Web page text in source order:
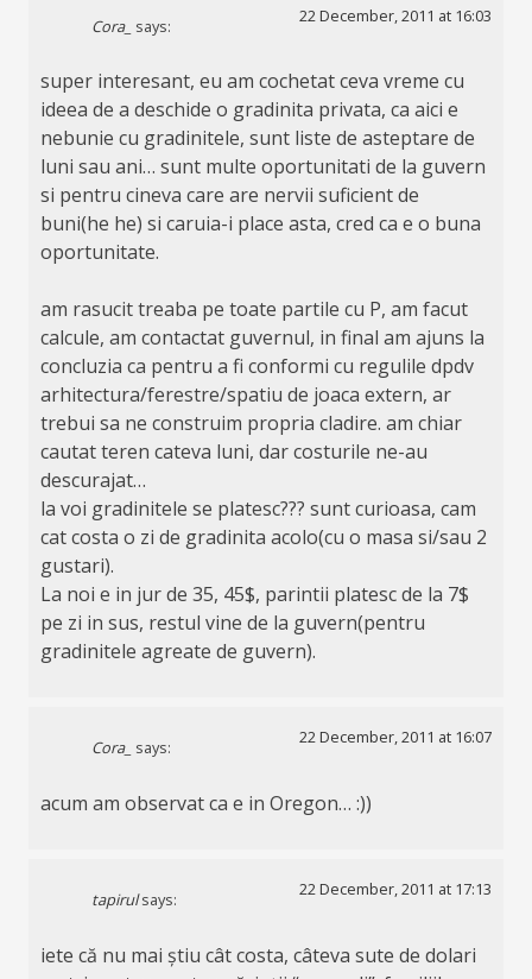
Cora_ says:
22 December, 2011 at 16:03
super interesant, eu am cochetat ceva vreme cu
ideea de a deschide o gradinita privata, ca aici e
nebunie cu gradinitele, sunt liste de asteptare de
luni sau ani… sunt multe oportunitati de la guvern
si pentru cineva care are nervii suficient de
buni(he he) si caruia-i place asta, cred ca e o buna
oportunitate.
am rasucit treaba pe toate partile cu P, am facut
calcule, am contactat guvernul, in final am ajuns la
concluzia ca pentru a fi conformi cu regulile dpdv
arhitectura/ferestre/spatiu de joaca extern, ar
trebui sa ne construim propria cladire. am chiar
cautat teren cateva luni, dar costurile ne-au
descurajat…
la voi gradinitele se platesc??? sunt curioasa, cam
cat costa o zi de gradinita acolo(cu o masa si/sau 2
gustari).
La noi e in jur de 35, 45$, parintii platesc de la 7$
pe zi in sus, restul vine de la guvern(pentru
gradinitele agreate de guvern).
Cora_ says:
22 December, 2011 at 16:07
acum am observat ca e in Oregon… :))
tapirul says:
22 December, 2011 at 17:13
iete că nu mai știu cât costa, câteva sute de dolari